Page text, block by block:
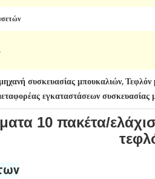
συσκευασίας μπουκαλιών, Τεφλόν
εγκαταστάσεων συσκευασίας
10 πακέτα/